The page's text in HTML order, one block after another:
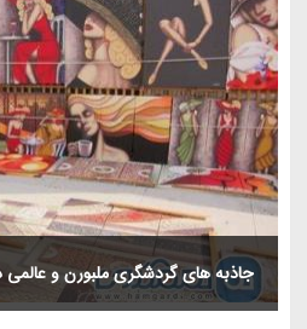
جاذبه های گردشگری ملبورن و عالمی